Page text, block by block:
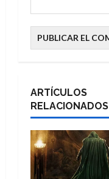
ARTÍCULOS
RELACIONADOS